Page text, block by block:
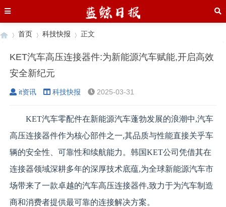
›
首页
›
科技快报 正文
KET汽车高压连接器件:为新能源汽车赋能,开启高效
安全新纪元
it资讯 科技快报 2025-03-31
KET汽车零配件在新能源汽车蓬勃发展的浪潮中,汽车
高压连接器件作为核心部件之一,其品质与性能直接关乎车
辆的安全性、可靠性和续航能力。韩国KET公司凭借其在
连接器领域深耕多年的深厚技术底蕴,为全球新能源汽车市
场带来了一款卓越的汽车高压连接器件,致力于为汽车制造
商和消费者提供最可靠的连接解决方案。